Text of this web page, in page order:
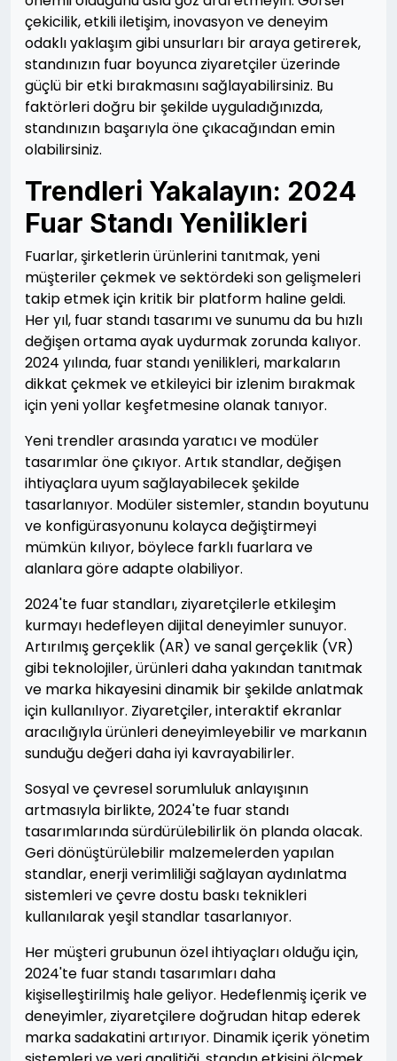
çekicilik, etkili iletişim, inovasyon ve deneyim
odaklı yaklaşım gibi unsurları bir araya getirerek,
standınızın fuar boyunca ziyaretçiler üzerinde
güçlü bir etki bırakmasını sağlayabilirsiniz. Bu
faktörleri doğru bir şekilde uyguladığınızda,
standınızın başarıyla öne çıkacağından emin
olabilirsiniz.
Trendleri Yakalayın: 2024
Fuar Standı Yenilikleri
Fuarlar, şirketlerin ürünlerini tanıtmak, yeni
müşteriler çekmek ve sektördeki son gelişmeleri
takip etmek için kritik bir platform haline geldi.
Her yıl, fuar standı tasarımı ve sunumu da bu hızlı
değişen ortama ayak uydurmak zorunda kalıyor.
2024 yılında, fuar standı yenilikleri, markaların
dikkat çekmek ve etkileyici bir izlenim bırakmak
için yeni yollar keşfetmesine olanak tanıyor.
Yeni trendler arasında yaratıcı ve modüler
tasarımlar öne çıkıyor. Artık standlar, değişen
ihtiyaçlara uyum sağlayabilecek şekilde
tasarlanıyor. Modüler sistemler, standın boyutunu
ve konfigürasyonunu kolayca değiştirmeyi
mümkün kılıyor, böylece farklı fuarlara ve
alanlara göre adapte olabiliyor.
2024'te fuar standları, ziyaretçilerle etkileşim
kurmayı hedefleyen dijital deneyimler sunuyor.
Artırılmış gerçeklik (AR) ve sanal gerçeklik (VR)
gibi teknolojiler, ürünleri daha yakından tanıtmak
ve marka hikayesini dinamik bir şekilde anlatmak
için kullanılıyor. Ziyaretçiler, interaktif ekranlar
aracılığıyla ürünleri deneyimleyebilir ve markanın
sunduğu değeri daha iyi kavrayabilirler.
Sosyal ve çevresel sorumluluk anlayışının
artmasıyla birlikte, 2024'te fuar standı
tasarımlarında sürdürülebilirlik ön planda olacak.
Geri dönüştürülebilir malzemelerden yapılan
standlar, enerji verimliliği sağlayan aydınlatma
sistemleri ve çevre dostu baskı teknikleri
kullanılarak yeşil standlar tasarlanıyor.
Her müşteri grubunun özel ihtiyaçları olduğu için,
2024'te fuar standı tasarımları daha
kişiselleştirilmiş hale geliyor. Hedeflenmiş içerik ve
deneyimler, ziyaretçilere doğrudan hitap ederek
marka sadakatini artırıyor. Dinamik içerik yönetim